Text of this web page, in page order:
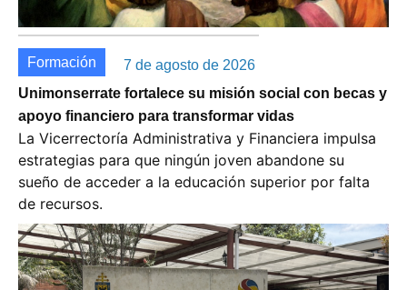
Formación
7 de agosto de 2026
Unimonserrate fortalece su misión social con becas y
apoyo financiero para transformar vidas
La Vicerrectoría Administrativa y Financiera impulsa
estrategias para que ningún joven abandone su
sueño de acceder a la educación superior por falta
de recursos.